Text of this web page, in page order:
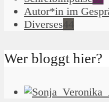
Autor*in im
Diverses44
Wer bloggt hier?